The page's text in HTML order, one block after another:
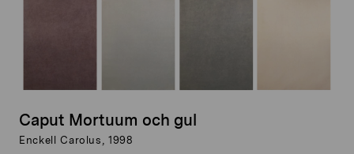
Caput Mortuum och gul
Enckell Carolus, 1998